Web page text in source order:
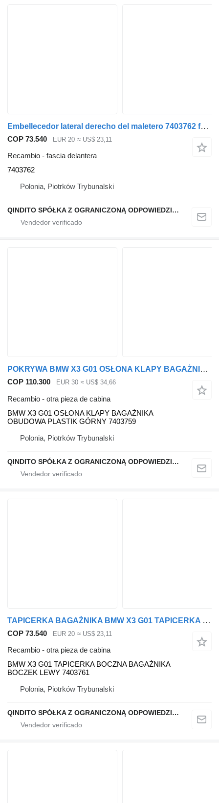
Embellecedor lateral derecho del maletero 7403762 fascia delantera para BMW X3 G01 coche
COP 73.540 EUR 20 ≈ US$ 23,11
Recambio - fascia delantera
7403762
Polonia, Piotrków Trybunalski
QINDITO SPÓŁKA Z OGRANICZONĄ ODPOWIEDZIALNOŚCIĄ
POKRYWA BMW X3 G01 OSŁONA KLAPY BAGAŻNIKA OBUDOWA PLASTIK GÓRNY 7403759 BMW para BMW BMW X3 G01 OSŁONA KLAPY BAGAŻNIKA OBUDOWA PLASTIK GÓRNY 7403759 coche
COP 110.300 EUR 30 ≈ US$ 34,66
Recambio - otra pieza de cabina
BMW X3 G01 OSŁONA KLAPY BAGAŻNIKA
OBUDOWA PLASTIK GÓRNY 7403759
Polonia, Piotrków Trybunalski
QINDITO SPÓŁKA Z OGRANICZONĄ ODPOWIEDZIALNOŚCIĄ
TAPICERKA BAGAŻNIKA BMW X3 G01 TAPICERKA BOCZNA BAGAŻNIKA BOCZEK LEWY 7403761 BMW para BMW BMW X3 G01 TAPICERKA BOCZNA BAGAŻNIKA BOCZEK LEWY 7403761 coche
COP 73.540 EUR 20 ≈ US$ 23,11
Recambio - otra pieza de cabina
BMW X3 G01 TAPICERKA BOCZNA BAGAŻNIKA
BOCZEK LEWY 7403761
Polonia, Piotrków Trybunalski
QINDITO SPÓŁKA Z OGRANICZONĄ ODPOWIEDZIALNOŚCIĄ